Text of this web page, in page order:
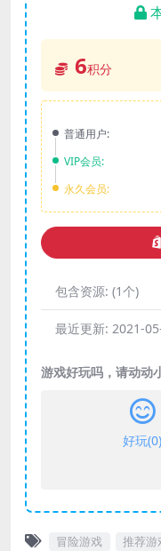
6积分
普通用户:
VIP会员:
永久会员:
包含资源: (1个)
最近更新: 2021-
游戏好玩吗，请动动
好玩(0)
冒险游戏 推荐游